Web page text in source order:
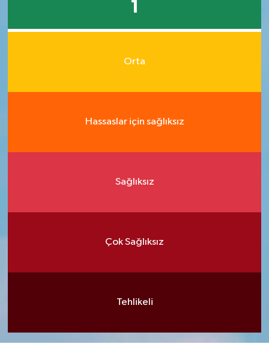
1
Orta
Hassaslar için sağlıksız
Sağlıksız
Çok Sağlıksız
Tehlikeli